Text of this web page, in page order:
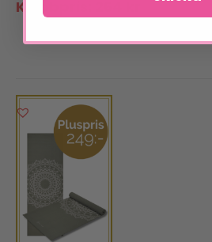
Klubbpris: